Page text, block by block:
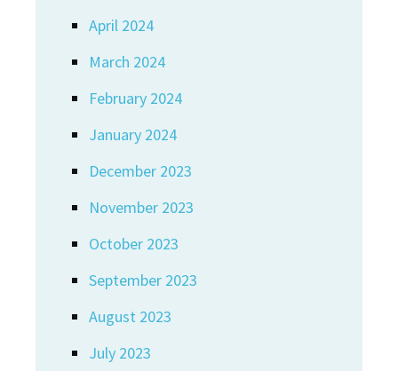
April 2024
March 2024
February 2024
January 2024
December 2023
November 2023
October 2023
September 2023
August 2023
July 2023